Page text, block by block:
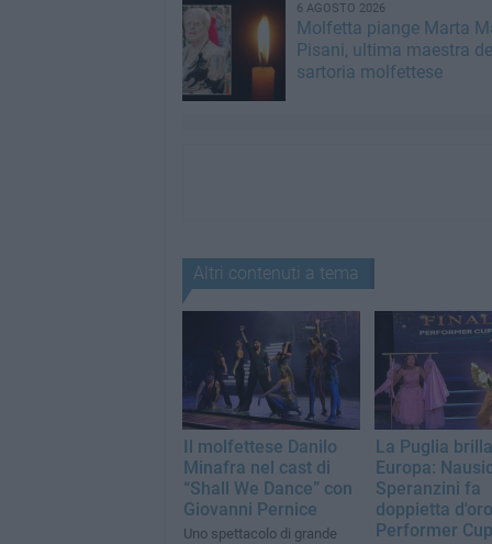
6 AGOSTO 2026
Molfetta piange Marta
Pisani, ultima maestra
sartoria molfettese
Altri contenuti a tema
Il molfettese Danilo
Minafra nel cast di
“Shall We Dance” con
Giovanni Pernice
Uno spettacolo di grande
La Puglia
Europa:
Speranzini fa
doppietta
Performer